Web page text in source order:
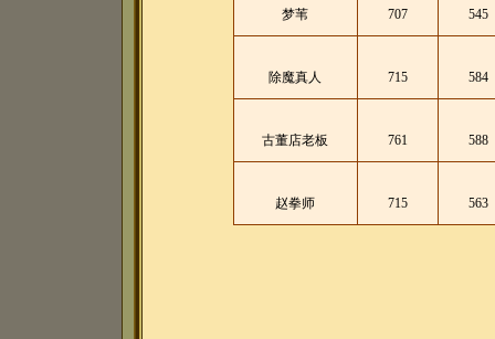
梦苇 707 545
除魔真人 715 584
古董店老板 761 588
赵拳师 715 563